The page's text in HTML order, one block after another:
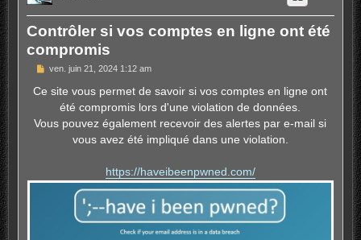
Contrôler si vos comptes en ligne ont été
compromis
M
s
g
e
ven. juin 21, 2024 1:12 am
Ce site vous permet de savoir si vos comptes en ligne ont
été compromis lors d'une violation de données.
Vous pouvez également recevoir des alertes par e-mail si
vous avez été impliqué dans une violation.
https://haveibeenpwned.com/